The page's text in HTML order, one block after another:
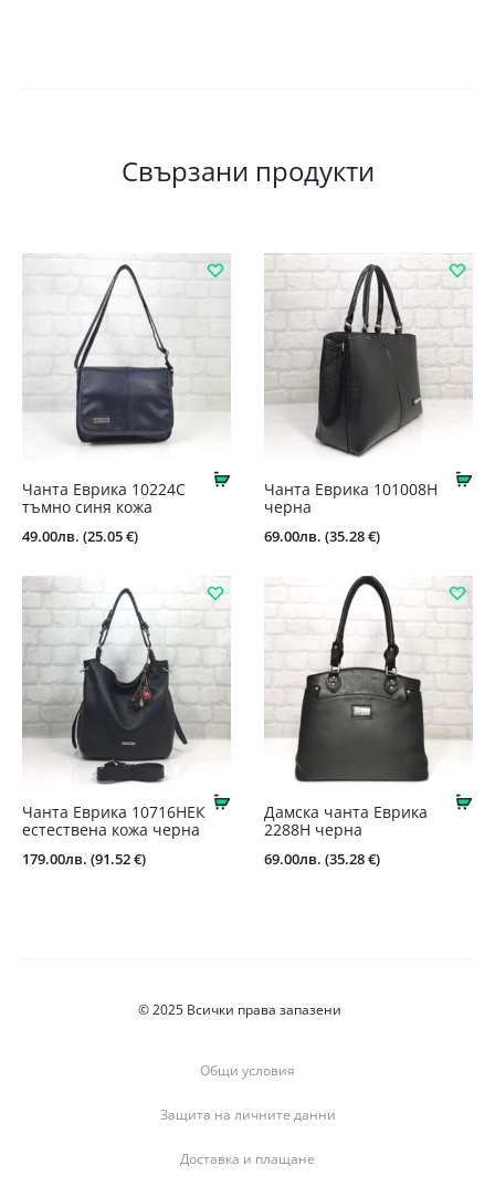
Свързани продукти
Купи
Чанта Еврика 10224С
тъмно синя кожа
49.00лв. (25.05 €)
Чантa Еврика 101008Н
черна
69.00лв. (35.28 €)
Купи
Чанта Еврика 10716НЕК
естествена кожа черна
179.00лв. (91.52 €)
Дамска чанта Еврика
2288Н черна
69.00лв. (35.28 €)
© 2025 Всички права запазени
Общи условия
Защита на личните данни
Доставка и плащане